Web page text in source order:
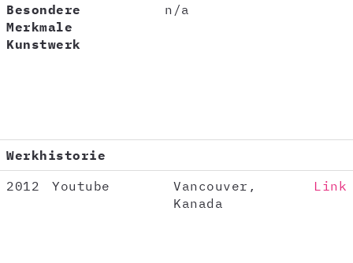
Besondere
Merkmale
Kunstwerk
n/a
Werkhistorie
2012
Youtube
Vancouver,
Kanada
Link